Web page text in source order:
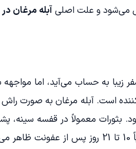
می‌شود و علت اصلیآبله مرغان در
زیبا به حساب می‌آید، اما مواجهه
کننده است. آبله مرغان به صورت
بثورات معمولاً در قفسه